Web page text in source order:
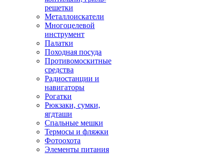
решетки
Металлоискатели
Многоцелевой
инструмент
Палатки
Походная посуда
Противомоскитные
средства
Радиостанции и
навигаторы
Рогатки
Рюкзаки, сумки,
ягдташи
Спальные мешки
Термосы и фляжки
Фотоохота
Элементы питания